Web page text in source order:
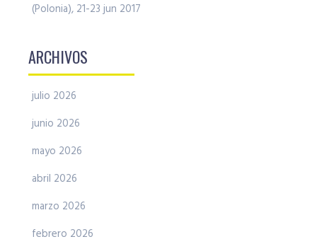
(Polonia), 21-23 jun 2017
ARCHIVOS
julio 2026
junio 2026
mayo 2026
abril 2026
marzo 2026
febrero 2026